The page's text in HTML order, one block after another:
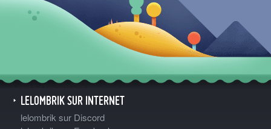
LELOMBRIK SUR INTERNET
lelombrik sur Discord